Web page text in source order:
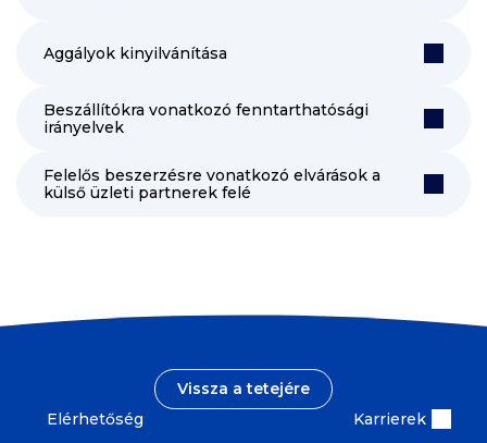
Aggályok kinyilvánítása
Beszállítókra vonatkozó fenntarthatósági
irányelvek
Felelős beszerzésre vonatkozó elvárások a
külső üzleti partnerek felé
Vissza a tetejére
Elérhetőség
Karrierek